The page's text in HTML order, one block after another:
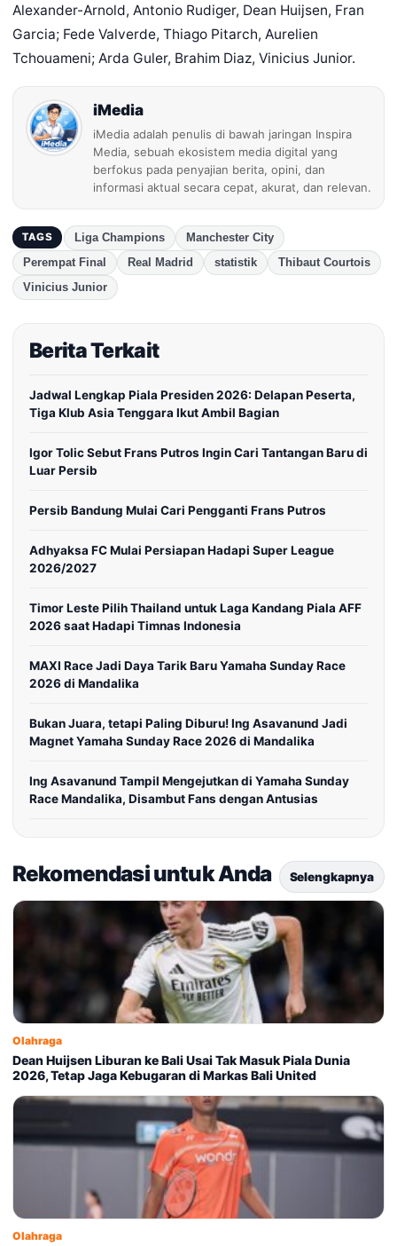
Alexander-Arnold, Antonio Rudiger, Dean Huijsen, Fran
Garcia; Fede Valverde, Thiago Pitarch, Aurelien
Tchouameni; Arda Guler, Brahim Diaz, Vinicius Junior.
iMedia
iMedia adalah penulis di bawah jaringan Inspira
Media, sebuah ekosistem media digital yang
berfokus pada penyajian berita, opini, dan
informasi aktual secara cepat, akurat, dan relevan.
TAGS Liga Champions
Manchester City
Perempat Final
Real Madrid statistik
Thibaut Courtois
Vinicius Junior
Berita Terkait
Jadwal Lengkap Piala Presiden 2026: Delapan Peserta,
Tiga Klub Asia Tenggara Ikut Ambil Bagian
Igor Tolic Sebut Frans Putros Ingin Cari Tantangan Baru di
Luar Persib
Persib Bandung Mulai Cari Pengganti Frans Putros
Adhyaksa FC Mulai Persiapan Hadapi Super League
2026/2027
Timor Leste Pilih Thailand untuk Laga Kandang Piala AFF
2026 saat Hadapi Timnas Indonesia
MAXI Race Jadi Daya Tarik Baru Yamaha Sunday Race
2026 di Mandalika
Bukan Juara, tetapi Paling Diburu! Ing Asavanund Jadi
Magnet Yamaha Sunday Race 2026 di Mandalika
Ing Asavanund Tampil Mengejutkan di Yamaha Sunday
Race Mandalika, Disambut Fans dengan Antusias
Rekomendasi untuk Anda Selengkapnya
Olahraga
Dean Huijsen Liburan ke Bali Usai Tak Masuk Piala Dunia
2026, Tetap Jaga Kebugaran di Markas Bali United
Olahraga